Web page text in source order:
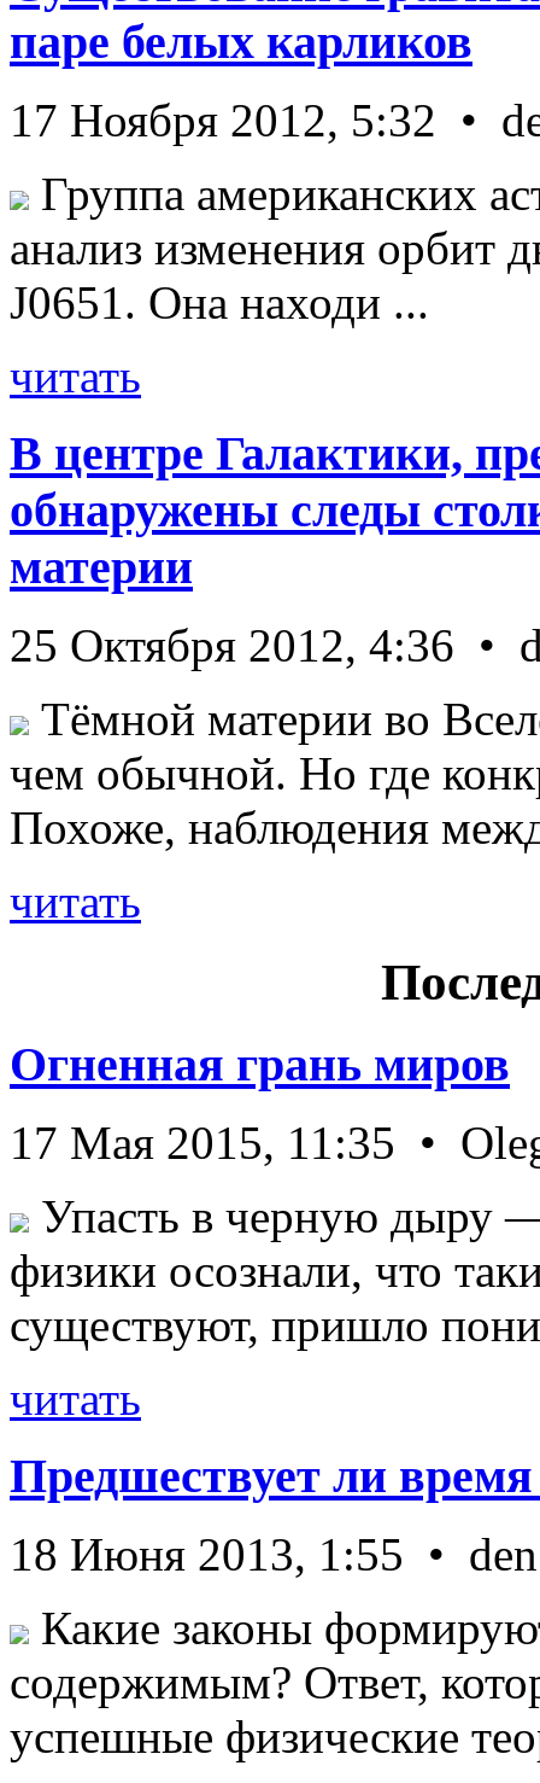
паре белых карликов
17 Ноября 2012, 5:32 •
Группа американских
анализ изменения орбит
J0651. Она находи ...
читать
В центре Галактики,
обнаружены следы
материи
25 Октября 2012, 4:36 •
Тёмной материи во
чем обычной. Но где
Похоже, наблюдения
читать
Огненная грань миров
17 Мая 2015, 11:35 •
Упасть в черную дыру
физики осознали, что
существуют, пришло
читать
Предшествует ли
18 Июня 2013, 1:55 • den
Какие законы
содержимым? Ответ,
успешные физические